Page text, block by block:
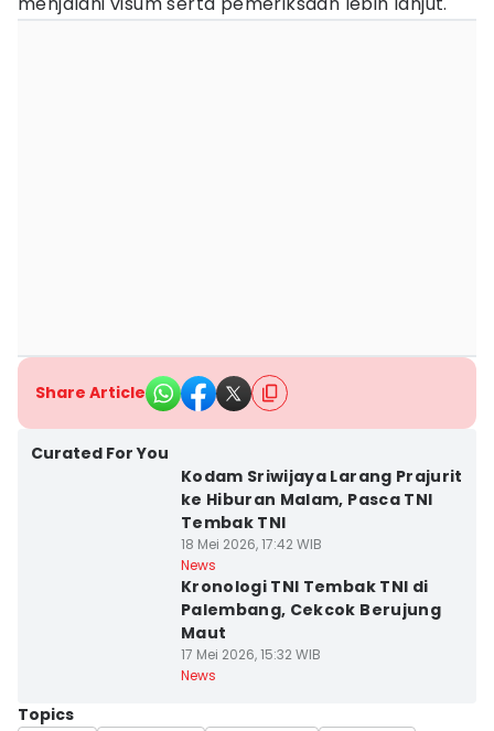
Share Article
Curated For You
Kodam Sriwijaya Larang Prajurit
ke Hiburan Malam, Pasca TNI
Tembak TNI
18 Mei 2026, 17:42 WIB
News
Kronologi TNI Tembak TNI di
Palembang, Cekcok Berujung
Maut
17 Mei 2026, 15:32 WIB
News
Topics